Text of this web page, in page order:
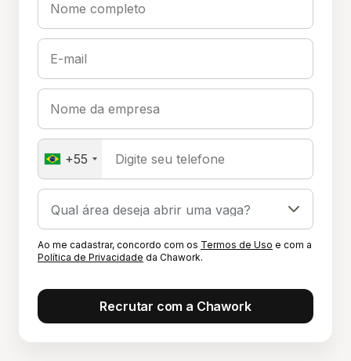
Nome completo
E-mail
Nome da empresa
+55 Digite seu telefone
Ao me cadastrar, concordo com os Termos de Uso e com a
Política de Privacidade da Chawork.
Recrutar com a Chawork